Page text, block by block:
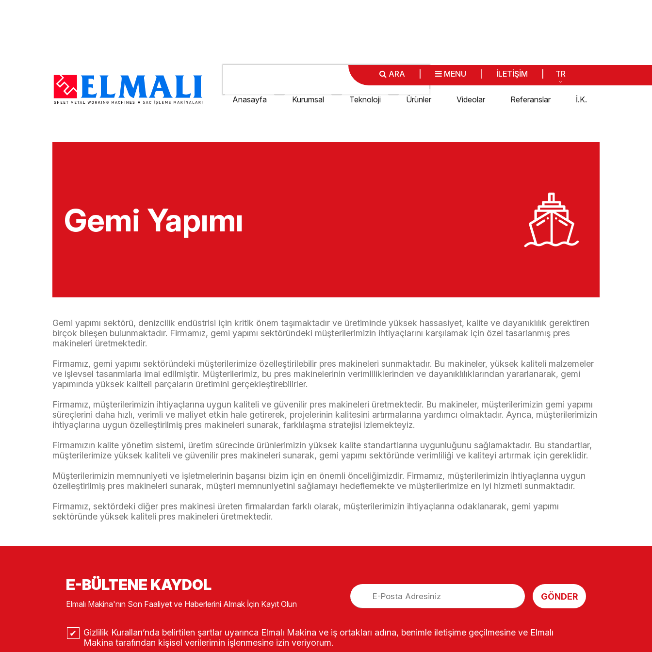
ARA MENU İLETİŞİM TR
Anasayfa Kurumsal Teknoloji Ürünler Videolar Referanslar İ.K.
Gemi Yapımı
Gemi yapımı sektörü, denizcilik endüstrisi için kritik önem taşımaktadır ve üretiminde yüksek hassasiyet, kalite ve dayanıklılık gerektiren
birçok bileşen bulunmaktadır. Firmamız, gemi yapımı sektöründeki müşterilerimizin ihtiyaçlarını karşılamak için özel tasarlanmış pres
makineleri üretmektedir.
Firmamız, gemi yapımı sektöründeki müşterilerimize özelleştirilebilir pres makineleri sunmaktadır. Bu makineler, yüksek kaliteli malzemeler
ve işlevsel tasarımlarla imal edilmiştir. Müşterilerimiz, bu pres makinelerinin verimliliklerinden ve dayanıklılıklarından yararlanarak, gemi
yapımında yüksek kaliteli parçaların üretimini gerçekleştirebilirler.
Firmamız, müşterilerimizin ihtiyaçlarına uygun kaliteli ve güvenilir pres makineleri üretmektedir. Bu makineler, müşterilerimizin gemi yapımı
süreçlerini daha hızlı, verimli ve maliyet etkin hale getirerek, projelerinin kalitesini artırmalarına yardımcı olmaktadır. Ayrıca, müşterilerimizin
ihtiyaçlarına uygun özelleştirilmiş pres makineleri sunarak, farklılaşma stratejisi izlemekteyiz.
Firmamızın kalite yönetim sistemi, üretim sürecinde ürünlerimizin yüksek kalite standartlarına uygunluğunu sağlamaktadır. Bu standartlar,
müşterilerimize yüksek kaliteli ve güvenilir pres makineleri sunarak, gemi yapımı sektöründe verimliliği ve kaliteyi artırmak için gereklidir.
Müşterilerimizin memnuniyeti ve işletmelerinin başarısı bizim için en önemli önceliğimizdir. Firmamız, müşterilerimizin ihtiyaçlarına uygun
özelleştirilmiş pres makineleri sunarak, müşteri memnuniyetini sağlamayı hedeflemekte ve müşterilerimize en iyi hizmeti sunmaktadır.
Firmamız, sektördeki diğer pres makinesi üreten firmalardan farklı olarak, müşterilerimizin ihtiyaçlarına odaklanarak, gemi yapımı
sektöründe yüksek kaliteli pres makineleri üretmektedir.
E-BÜLTENE KAYDOL
Elmalı Makina'nın Son Faaliyet ve Haberlerini Almak İçin Kayıt Olun
GÖNDER
Gizlilik Kuralları’nda belirtilen şartlar uyarınca Elmalı Makina ve iş ortakları adına, benimle iletişime geçilmesine ve Elmalı
Makina tarafından kişisel verilerimin işlenmesine izin veriyorum.